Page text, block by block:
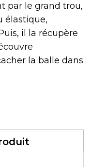
par le grand trou,
élastique,
il la récupère
la balle dans